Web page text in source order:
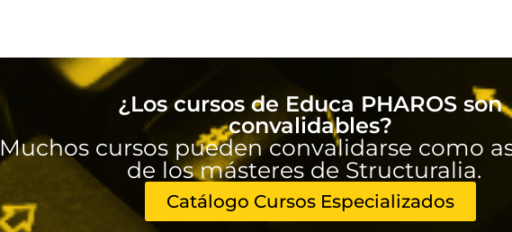
¿Los cursos de Educa PHAROS son
convalidables?
Muchos cursos pueden convalidarse como
de los másteres de Structuralia.
Catálogo Cursos Especializados